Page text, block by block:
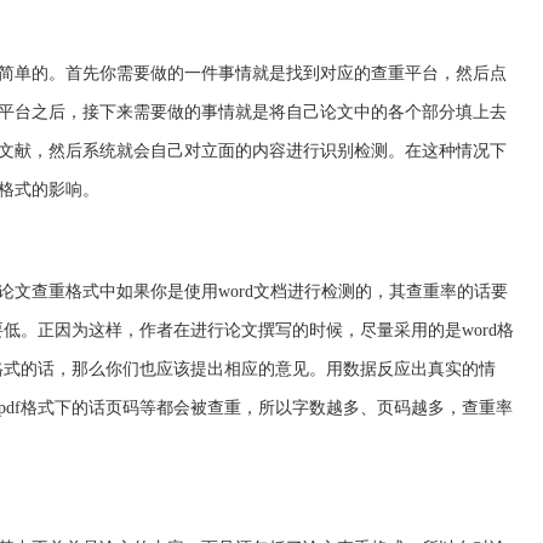
单的。首先你需要做的一件事情就是找到对应的查重平台，然后点
台之后，接下来需要做的事情就是将自己论文中的各个部分填上去
献，然后系统就会自己对立面的内容进行识别检测。在这种情况下
式的影响。
文查重格式中如果你是使用word文档进行检测的，其查重率的话要
。正因为这样，作者在进行论文撰写的时候，尽量采用的是word格
的话，那么你们也应该提出相应的意见。用数据反应出真实的情
格式下的话页码等都会被查重，所以字数越多、页码越多，查重率